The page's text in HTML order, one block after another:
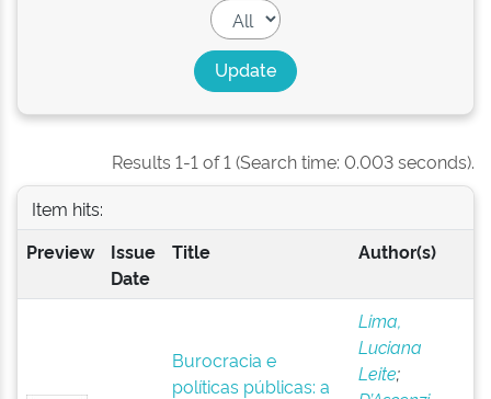
Results 1-1 of 1 (Search time: 0.003 seconds).
Item hits:
Preview
Issue
Date
Title Author(s)
Burocracia e
políticas públicas: a
Lima,
Luciana
Leite;